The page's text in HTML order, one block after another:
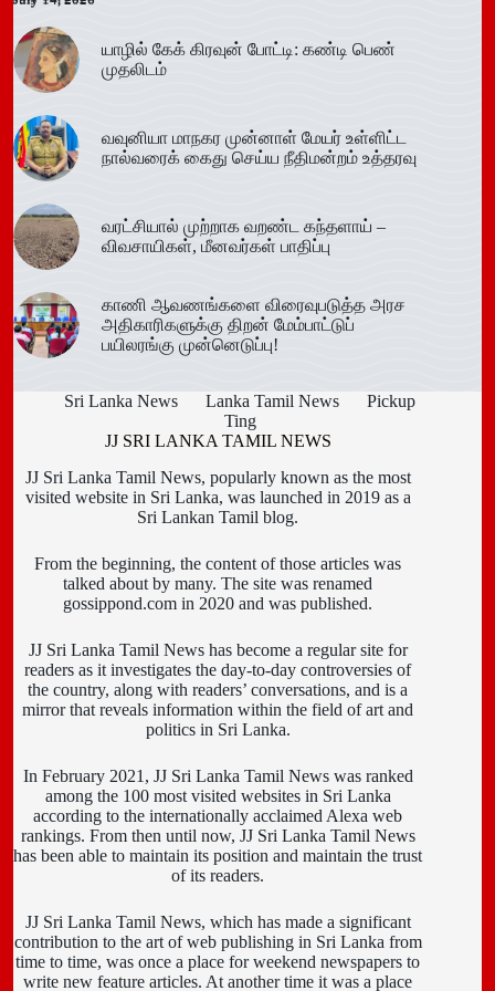
யாழில் கேக் கிரவுன் போட்டி: கண்டி பெண்
முதலிடம்
வவுனியா மாநகர முன்னாள் மேயர் உள்ளிட்ட
நால்வரைக் கைது செய்ய நீதிமன்றம் உத்தரவு
வரட்சியால் முற்றாக வறண்ட கந்தளாய் –
விவசாயிகள், மீனவர்கள் பாதிப்பு
காணி ஆவணங்களை விரைவுபடுத்த அரச
அதிகாரிகளுக்கு திறன் மேம்பாட்டுப்
பயிலரங்கு முன்னெடுப்பு!
Sri Lanka News Lanka Tamil News
Pickup
Ting
JJ SRI LANKA TAMIL NEWS
JJ Sri Lanka Tamil News, popularly known as the most
visited website in Sri Lanka, was launched in 2019 as a
Sri Lankan Tamil blog.
From the beginning, the content of those articles was
talked about by many. The site was renamed
gossippond.com in 2020 and was published.
JJ Sri Lanka Tamil News has become a regular site for
readers as it investigates the day-to-day controversies of
the country, along with readers’ conversations, and is a
mirror that reveals information within the field of art and
politics in Sri Lanka.
In February 2021, JJ Sri Lanka Tamil News was ranked
among the 100 most visited websites in Sri Lanka
according to the internationally acclaimed Alexa web
rankings. From then until now, JJ Sri Lanka Tamil News
has been able to maintain its position and maintain the trust
of its readers.
JJ Sri Lanka Tamil News, which has made a significant
contribution to the art of web publishing in Sri Lanka from
time to time, was once a place for weekend newspapers to
write new feature articles. At another time it was a place